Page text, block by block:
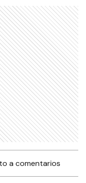
a comentarios